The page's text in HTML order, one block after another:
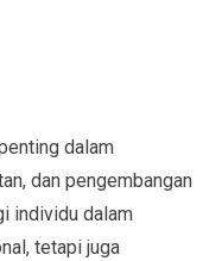
dalam
dan pengembangan
individu dalam
tetapi juga